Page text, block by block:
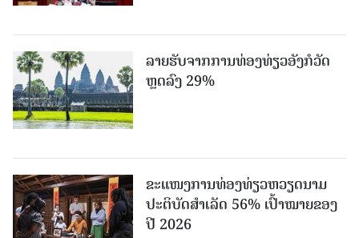
ລາຍຮັບຈາກການທ່ອງທ່ຽວອັງກໍວັດ
ຫຼດລົງ 29%
ຂະ​ແໜງ​ການ​ທ່ອງ​ທ່ຽວຫວຽດນາມ ​
ປະ​ຕິ​ບັດ​ສຳ​ເລັດ 56% ເປົ້າ​ໝາຍຂອງ
ປີ 2026